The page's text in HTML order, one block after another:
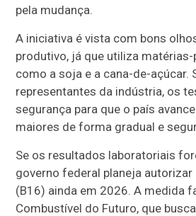
pela mudança.
A iniciativa é vista com bons
produtivo, já que utiliza
como a soja e a cana-de-açúcar.
representantes da indústria, os
segurança para que o país
maiores de forma gradual e
Se os resultados laboratoriais
governo federal planeja autorizar
(B16) ainda em 2026. A medida
Combustível do Futuro, que